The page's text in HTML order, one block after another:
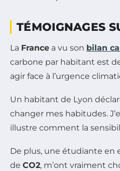
TÉMOIGNAGES
La France a vu son bilan
carbone par habitant est
agir face à l’urgence
Un habitant de Lyon
changer mes habitudes.
illustre comment la
De plus, une étudiante en
de CO2, m’ont vraiment